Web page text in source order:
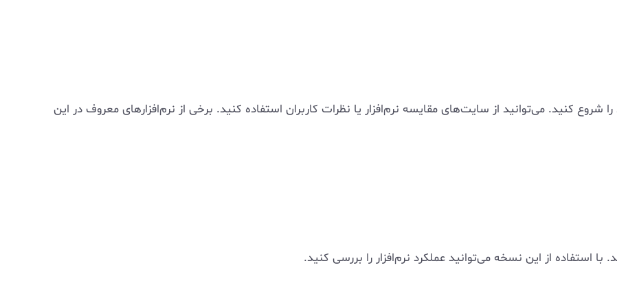
کنید. می‌توانید از سایت‌های مقایسه نرم‌افزار یا نظرات کاربران استفاده کنید. برخی از نرم‌افزارهای معروف در این
استفاده از این نسخه می‌توانید عملکرد نرم‌افزار را بررسی کنید.